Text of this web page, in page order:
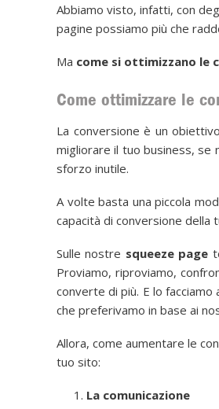
Abbiamo visto, infatti, con
pagine possiamo più che
Ma come si ottimizzano le
Come ottimizzare le
La conversione è un
migliorare il tuo business, se
sforzo inutile.
A volte basta una piccola
capacità di conversione della
Sulle nostre squeeze page
Proviamo, riproviamo,
converte di più. E lo
che preferivamo in base ai
Allora, come aumentare le
tuo sito:
La comunicazione